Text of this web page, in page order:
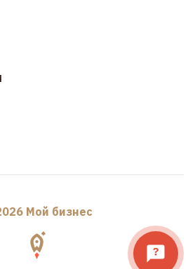
Мой бизнес